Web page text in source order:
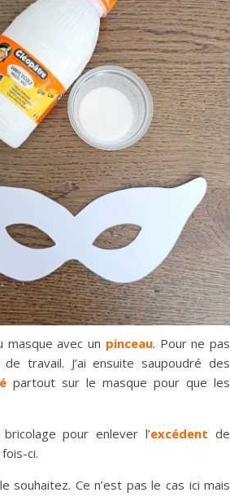
avec un pinceau. Pour ne pas
travail. J’ai ensuite saupoudré des
partout sur le masque pour que les
pour enlever l’excédent de
ci.
souhaitez. Ce n’est pas le cas ici mais